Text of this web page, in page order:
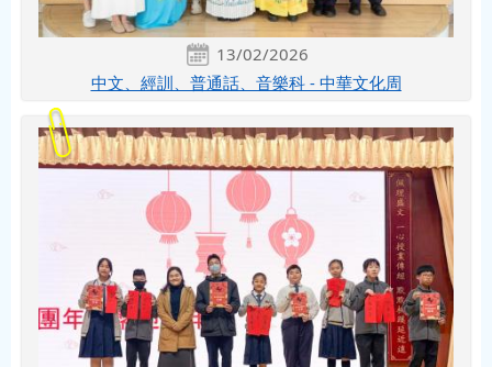
13/02/2026
中文、經訓、普通話、音樂科 - 中華文化周